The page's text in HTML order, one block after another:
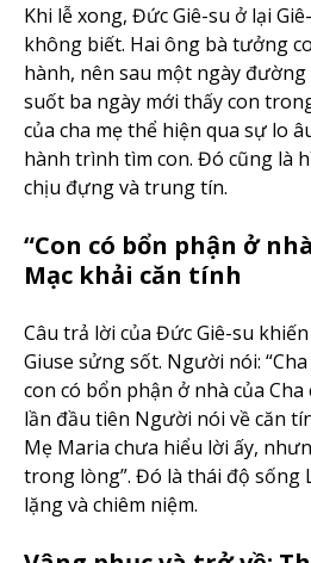
Khi lễ xong, Đức Giê-su ở lại
không biết. Hai ông bà tưởng
hành, nên sau một ngày
suốt ba ngày mới thấy con
của cha mẹ thể hiện qua sự lo
hành trình tìm con. Đó cũng là
chịu đựng và trung tín.
“Con có bổn phận ở
Mạc khải căn tính
Câu trả lời của Đức Giê-su
Giuse sửng sốt. Người nói:
con có bổn phận ở nhà của Cha
lần đầu tiên Người nói về căn
Mẹ Maria chưa hiểu lời ấy,
trong lòng”. Đó là thái độ sống
lặng và chiêm niệm.